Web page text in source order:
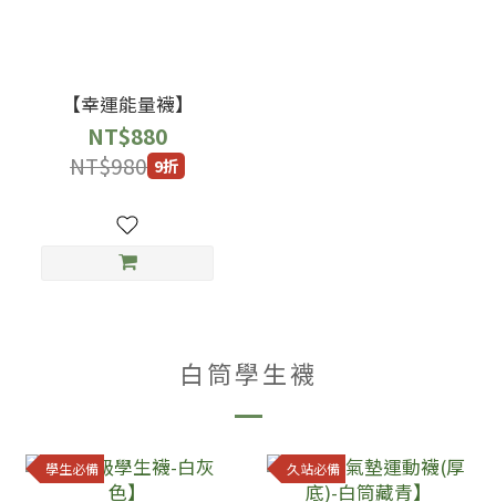
【幸運能量襪】
NT$880
NT$980 9折
白筒學生襪
學生必備 久站必備